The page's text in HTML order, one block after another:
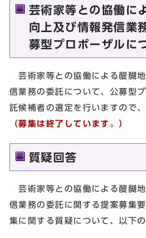
芸術家等との協働に
向上及び情報発信業
募型プロポーザルに
芸術家等との協働による醍醐
信業務の委託について、公募型
託候補者の選定を行いますので
（募集は終了しています。）
質疑回答
芸術家等との協働による醍醐
信業務の委託に関する提案募集
集に関する質疑について、以下